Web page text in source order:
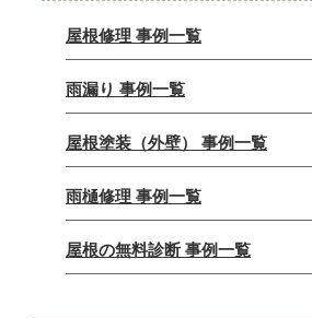
屋根修理 事例一覧
雨漏り 事例一覧
屋根塗装（外壁） 事例一覧
雨樋修理 事例一覧
屋根の無料診断 事例一覧